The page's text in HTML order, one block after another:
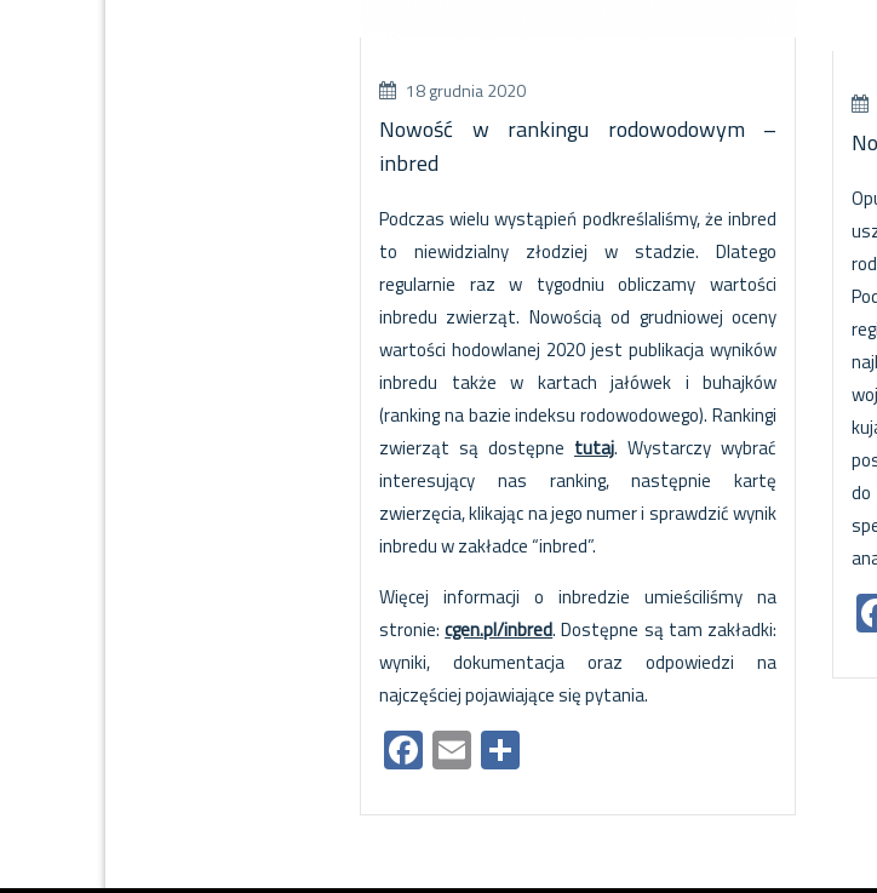
18 grudnia 2020
Nowość w rankingu rodowodowym –
inbred
Podczas wielu wystąpień podkreślaliśmy, że inbred
to niewidzialny złodziej w stadzie. Dlatego
regularnie raz w tygodniu obliczamy wartości
inbredu zwierząt. Nowością od grudniowej oceny
wartości hodowlanej 2020 jest publikacja wyników
inbredu także w kartach jałówek i buhajków
(ranking na bazie indeksu rodowodowego). Rankingi
zwierząt są dostępne tutaj. Wystarczy wybrać
interesujący nas ranking, następnie kartę
zwierzęcia, klikając na jego numer i sprawdzić wynik
inbredu w zakładce “inbred”.
Więcej informacji o inbredzie umieściliśmy na
stronie:cgen.pl/inbred. Dostępne są tam zakładki:
wyniki, dokumentacja oraz odpowiedzi na
najczęściej pojawiające się pytania.
Facebook
Email
do